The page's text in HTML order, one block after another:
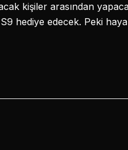
kişiler arasından
hediye edecek. Peki